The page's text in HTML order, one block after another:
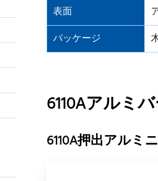
表面
パッケージ
6110Aアルミ
6110A押出アルミ